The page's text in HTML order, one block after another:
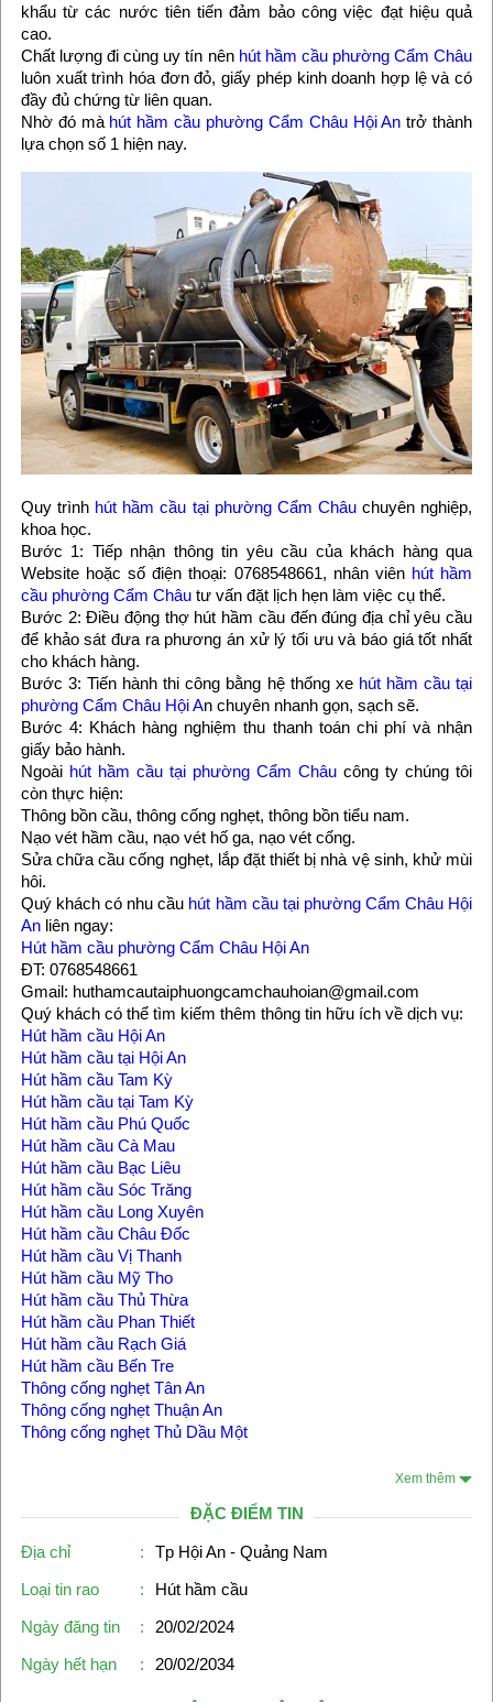
khẩu từ các nước tiên tiến đảm bảo công việc đạt hiệu quả
cao.
Chất lượng đi cùng uy tín nên hút hầm cầu phường Cẩm Châu
luôn xuất trình hóa đơn đỏ, giấy phép kinh doanh hợp lệ và có
đầy đủ chứng từ liên quan.
Nhờ đó mà hút hầm cầu phường Cẩm Châu Hội An trở thành
lựa chọn số 1 hiện nay.
Quy trình hút hầm cầu tại phường Cẩm Châuchuyên nghiệp,
khoa học.
Bước 1: Tiếp nhận thông tin yêu cầu của khách hàng qua
Website hoặc số điện thoại: 0768548661, nhân viên hút hầm
cầu phường Cẩm Châutư vấn đặt lịch hẹn làm việc cụ thể.
Bước 2: Điều động thợ hút hầm cầu đến đúng địa chỉ yêu cầu
để khảo sát đưa ra phương án xử lý tối ưu và báo giá tốt nhất
cho khách hàng.
Bước 3: Tiến hành thi công bằng hệ thống xe hút hầm cầu tại
phường Cẩm Châu Hội An chuyên nhanh gọn, sạch sẽ.
Bước 4: Khách hàng nghiệm thu thanh toán chi phí và nhận
giấy bảo hành.
Ngoài hút hầm cầu tại phường Cẩm Châu công ty chúng tôi
còn thực hiện:
Thông bồn cầu, thông cống nghẹt, thông bồn tiểu nam.
Nạo vét hầm cầu, nạo vét hố ga, nạo vét cống.
Sửa chữa cầu cống nghẹt, lắp đặt thiết bị nhà vệ sinh, khử mùi
hôi.
Quý khách có nhu cầu hút hầm cầu tại phường Cẩm Châu Hội
Anliên ngay:
Hút hầm cầu phường Cẩm Châu Hội An
ĐT: 0768548661
Gmail: huthamcautaiphuongcamchauhoian@gmail.com
Quý khách có thể tìm kiếm thêm thông tin hữu ích về dịch vụ:
Hút hầm cầu Hội An
Hút hầm cầu tại Hội An
Hút hầm cầu Tam Kỳ
Hút hầm cầu tại Tam Kỳ
Hút hầm cầu Phú Quốc
Hút hầm cầu Cà Mau
Hút hầm cầu Bạc Liêu
Hút hầm cầu Sóc Trăng
Hút hầm cầu Long Xuyên
Hút hầm cầu Châu Đốc
Hút hầm cầu Vị Thanh
Hút hầm cầu Mỹ Tho
Hút hầm cầu Thủ Thừa
Hút hầm cầu Phan Thiết
Hút hầm cầu Rạch Giá
Hút hầm cầu Bến Tre
Thông cống nghẹt Tân An
Thông cống nghẹt Thuận An
Thông cống nghẹt Thủ Dầu Một
Xem thêm
ĐẶC ĐIỂM TIN
Địa chỉ :
Tp Hội An - Quảng Nam
Loại tin rao
:
Hút hầm cầu
Ngày đăng tin
:
20/02/2024
Ngày hết hạn
: 20/02/2034